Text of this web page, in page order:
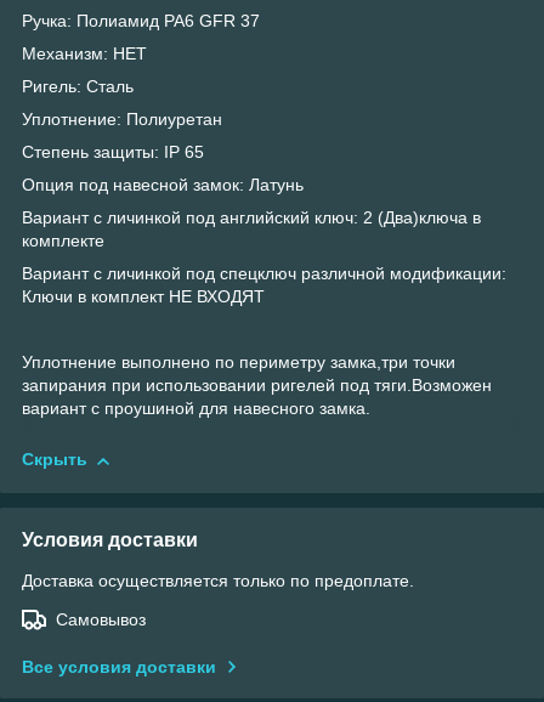
Ручка: Полиамид PA6 GFR 37
Механизм: НЕТ
Ригель: Сталь
Уплотнение: Полиуретан
Степень защиты: IP 65
Опция под навесной замок: Латунь
Вариант с личинкой под английский ключ: 2 (Два)ключа в
комплекте
Вариант с личинкой под спецключ различной модификации:
Ключи в комплект НЕ ВХОДЯТ
Уплотнение выполнено по периметру замка,три точки
запирания при использовании ригелей под тяги.Возможен
вариант с проушиной для навесного замка.
Скрыть
Условия доставки
Доставка осуществляется только по предоплате.
Самовывоз
Все условия доставки